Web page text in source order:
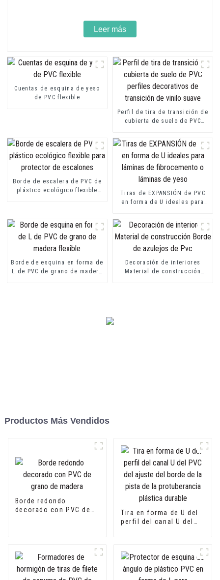
Leer más
Cuentas de esquina de yeso
de PVC flexible
Perfil de tira de transición de
cubierta de suelo de PVC
transición de vinilo suave
Borde de escalera de PVC de
plástico ecológico flexible
Tiras de EXPANSIÓN de PVC
en forma de U ideales para
Borde de esquina en forma de
L de PVC de grano de madera
Decoración de interiores
Material de construcción
Productos Más Vendidos
Borde redondo
decorado con PVC de
Tira en forma de U del
perfil del canal U del
durable